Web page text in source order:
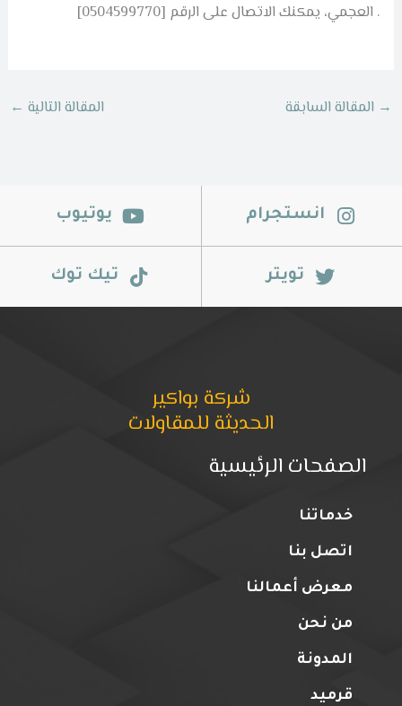
العجمي، يمكنك الاتصال على الرقم [0504599770] .
→ المقالة السابقة المقالة التالية ←
انستجرام يوتيوب
تويتر تيك توك
شركة بواكير
الحديثة للمقاولات
الصفحات الرئيسية
خدماتنا
اتصل بنا
معرض أعمالنا
من نحن
المدونة
قرميد